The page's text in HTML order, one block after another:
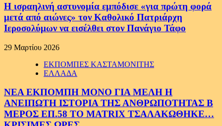
Η ισραηλινή αστυνομία εμπόδισε «για πρώτη φορά
μετά από αιώνες» τον Καθολικό Πατριάρχη
Ιεροσολύμων να εισέλθει στον Πανάγιο Τάφο
29 Μαρτίου 2026
ΕΚΠΟΜΠΕΣ ΚΑΣΤΑΜΟΝΙΤΗΣ
ΕΛΛΑΔΑ
ΝΕΑ ΕΚΠΟΜΠΗ ΜΟΝΟ ΓΙΑ ΜΕΛΗ Η
ΑΝΕΙΠΩΤΗ ΙΣΤΟΡΙΑ ΤΗΣ ΑΝΘΡΩΠΟΤΗΤΑΣ Β
ΜΕΡΟΣ ΕΠ.58 ΤΟ MATRIX ΤΣΑΛΑΚΩΘΗΚΕ…